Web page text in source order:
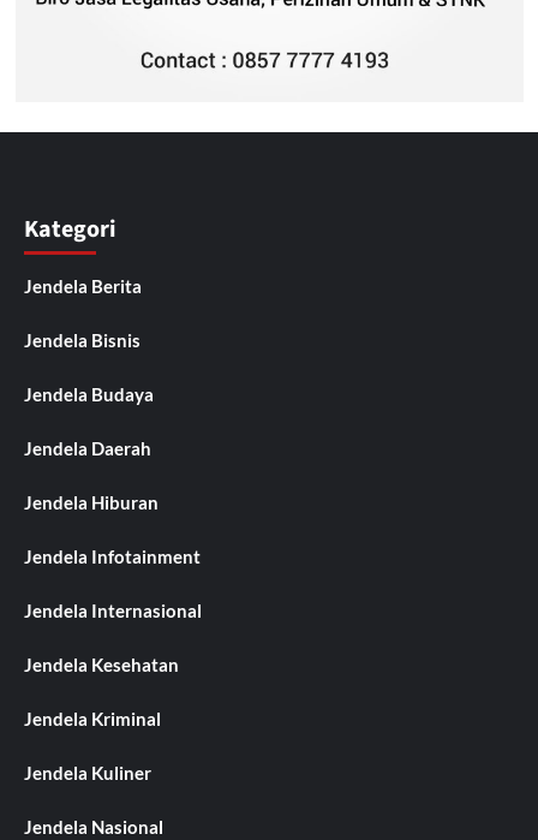
Kategori
Jendela Berita
Jendela Bisnis
Jendela Budaya
Jendela Daerah
Jendela Hiburan
Jendela Infotainment
Jendela Internasional
Jendela Kesehatan
Jendela Kriminal
Jendela Kuliner
Jendela Nasional